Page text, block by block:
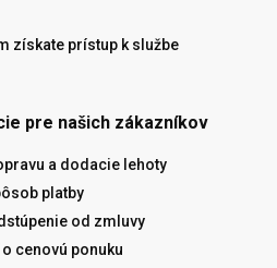
získate prístup k službe
pre našich zákazníkov
a dodacie lehoty
platby
od zmluvy
cenovú ponuku